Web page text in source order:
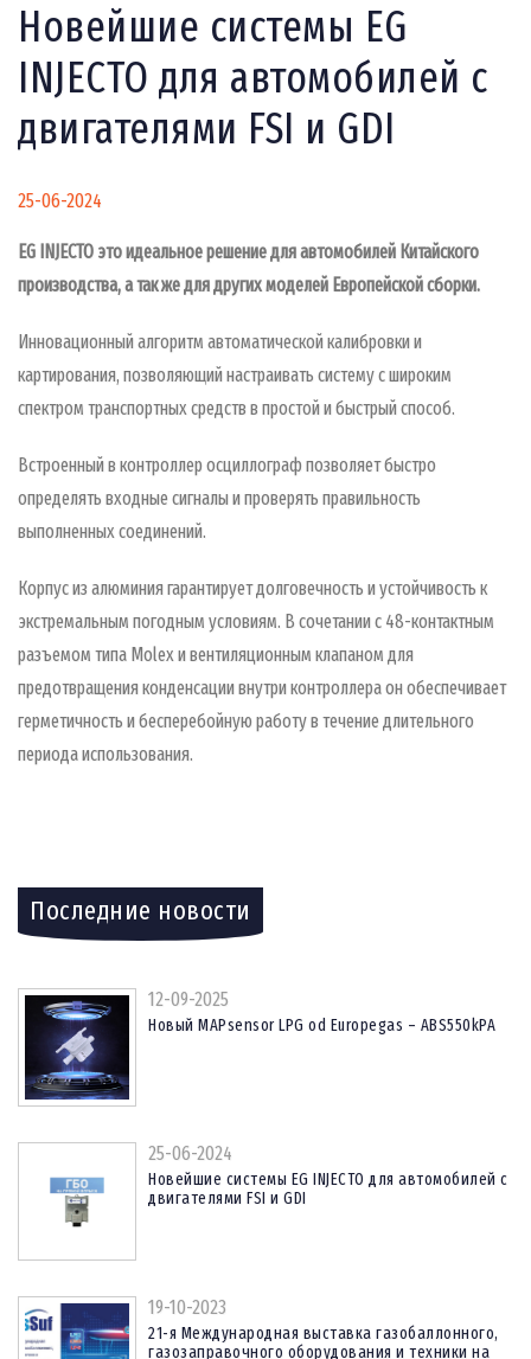
Новейшие системы EG
INJECTO для автомобилей с
двигателями FSI и GDI
25-06-2024
EG INJECTO это идеальное решение для автомобилей Китайского
производства, а так же для других моделей Европейской сборки.
Инновационный алгоритм автоматической калибровки и
картирования, позволяющий настраивать систему с широким
спектром транспортных средств в простой и быстрый способ.
Встроенный в контроллер осциллограф позволяет быстро
определять входные сигналы и проверять правильность
выполненных соединений.
Корпус из алюминия гарантирует долговечность и устойчивость к
экстремальным погодным условиям. В сочетании с 48-контактным
разъемом типа Molex и вентиляционным клапаном для
предотвращения конденсации внутри контроллера он обеспечивает
герметичность и бесперебойную работу в течение длительного
периода использования.
Последние новости
12-09-2025
Новый MAPsensor LPG od Europegas – ABS550kPA
25-06-2024
Новейшие системы EG INJECTO для автомобилей с
двигателями FSI и GDI
19-10-2023
21-я Международная выставка газобаллонного,
газозаправочного оборудования и техники на